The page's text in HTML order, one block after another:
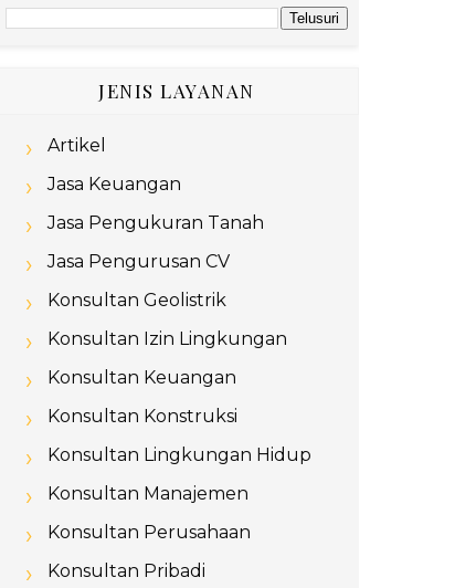
JENIS LAYANAN
Artikel
Jasa Keuangan
Jasa Pengukuran Tanah
Jasa Pengurusan CV
Konsultan Geolistrik
Konsultan Izin Lingkungan
Konsultan Keuangan
Konsultan Konstruksi
Konsultan Lingkungan Hidup
Konsultan Manajemen
Konsultan Perusahaan
Konsultan Pribadi